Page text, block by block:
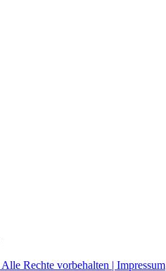
Rechte vorbehalten | Impressum